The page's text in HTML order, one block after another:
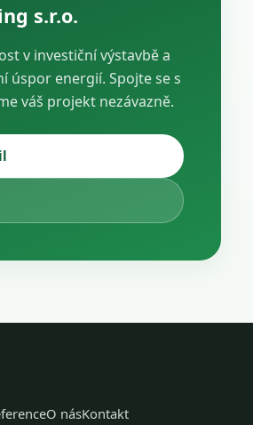
s.r.o.
v investiční výstavbě a
úspor energií. Spojte se s
váš projekt nezávazně.
O násKontakt